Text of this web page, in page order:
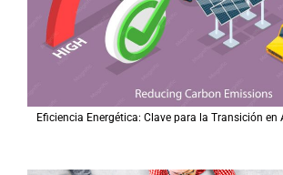
Eficiencia Energética: Clave para la Transición en